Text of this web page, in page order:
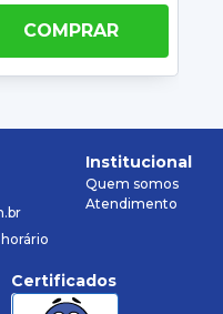
COMPRAR
Institucional
Quem somos
Atendimento
Certificados